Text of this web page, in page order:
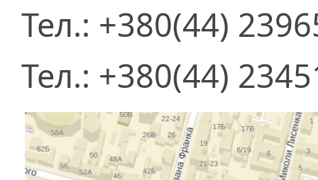
Тел.: +380(44)
Тел.: +380(44)